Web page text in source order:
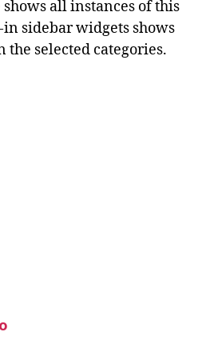
all instances of this
sidebar widgets shows
the selected categories.